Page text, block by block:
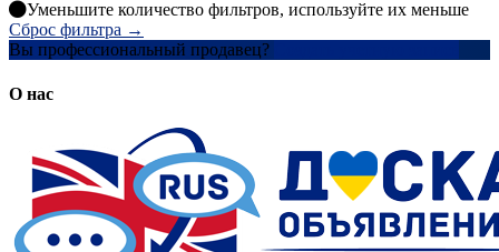
Уменьшите количество фильтров, используйте их меньше
Сброс фильтра →
Вы профессиональный продавец?
О нас